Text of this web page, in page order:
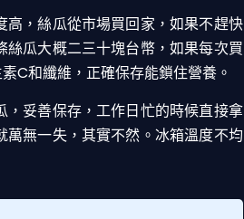
，絲瓜從市場買回家，如果不趕快
瓜大概二三十塊台幣，如果每次買
C和纖維，正確保存能鎖住營養。
妥善保存，工作日忙的時候直接拿
無一失，其實不然。冰箱溫度不均